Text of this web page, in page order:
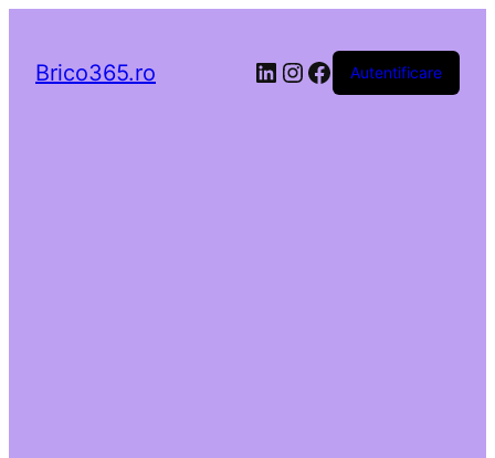
Brico365.ro LinkedIn
Instagram
Facebook
Autentificare